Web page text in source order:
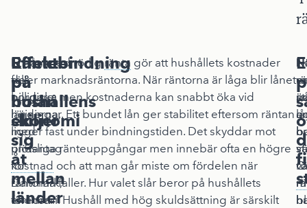
Räntebindning
på
bolån
skiljer
sig
åt
mellan
länder
I
de
nordiska
länderna,
med
undantag
för
Danmark,
föredrar
Effekter
på
hushållens
ekonomi
Ett lån med rörligränta gör att hushållets kostnader
följer marknadsräntorna. När räntorna är låga blir lånet
billigare, men kostnaderna kan snabbt öka vid
höjningar. Ett bundet lån ger stabilitet eftersom räntan
ligger fast under bindningstiden. Det skyddar mot
plötsliga ränteuppgångar men innebär ofta en högre
kostnad och att man går miste om fördelen när
räntorna faller. Hur valet slår beror på hushållets
ekonomi. Hushåll med hög skuldsättning är särskilt
är